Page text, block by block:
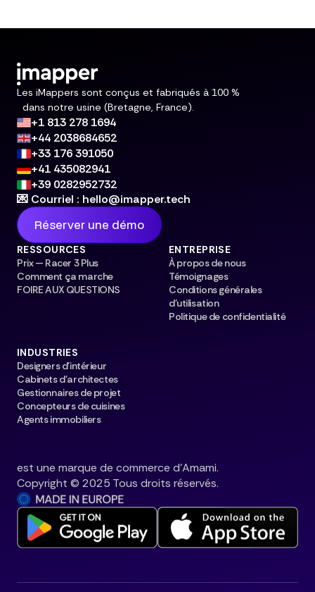
Les iMappers sont conçus et fabriqués à 100 %
dans notre usine (Bretagne, France).
+1 813 278 1694
+44 2038684652
+33 176 391050
+41 435082941
+39 0282952732
💌 Courriel : hello@imapper.tech
Réserver une démo
RESSOURCES
Prix — Racer 3 Plus
Comment ça marche
FOIRE AUX QUESTIONS
ENTREPRISE
À propos de nous
Témoignages
Conditions générales
d'utilisation
Politique de confidentialité
INDUSTRIES
Designers d'intérieur
Cabinets d'architectes
Gestionnaires de projet
Concepteurs de cuisines
Agents immobiliers
est une marque de commerce d'Amami.
Copyright © 2025 Tous droits réservés.